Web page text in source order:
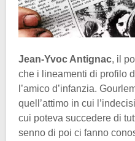
Jean-Yvoc Antignac, il
che i lineamenti di profilo
l’amico d’infanzia.
quell’attimo in cui
cui poteva succedere di
senno di poi ci fanno